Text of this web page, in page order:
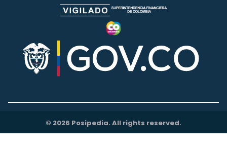
© 2026 Posipedia. All rights reserved.